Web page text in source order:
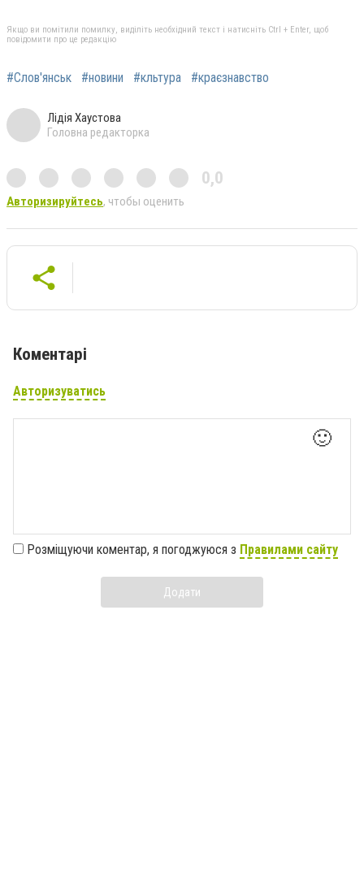
Якщо ви помітили помилку, виділіть необхідний текст і натисніть Ctrl + Enter, щоб
повідомити про це редакцію
#Слов'янськ #новини #кльтура #краєзнавство
Лідія Хаустова
Головна редакторка
0,0
Авторизируйтесь, чтобы оценить
Коментарі
Авторизуватись
🙂
Розміщуючи коментар, я погоджуюся з Правилами сайту
Додати